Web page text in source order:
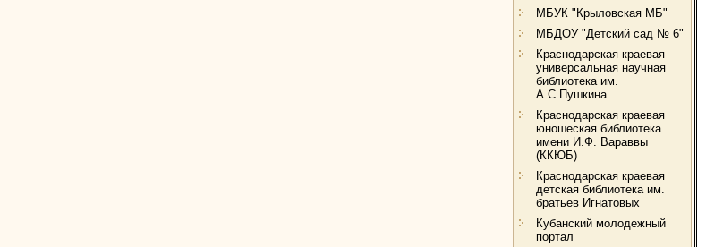
МБУК "Крыловская МБ"
МБДОУ "Детский сад № 6"
Краснодарская краевая
универсальная научная
библиотека им.
А.С.Пушкина
Краснодарская краевая
юношеская библиотека
имени И.Ф. Вараввы
(ККЮБ)
Краснодарская краевая
детская библиотека им.
братьев Игнатовых
Кубанский молодежный
портал